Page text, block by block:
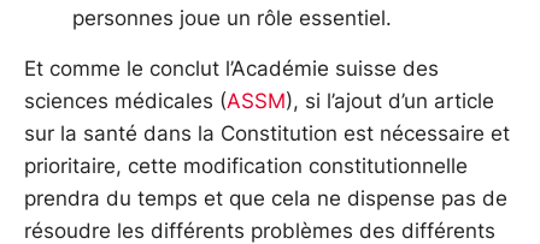
personnes joue un rôle essentiel.
Et comme le conclut l’Académie suisse des
sciences médicales (ASSM), si l’ajout d’un article
sur la santé dans la Constitution est nécessaire et
prioritaire, cette modification constitutionnelle
prendra du temps et que cela ne dispense pas de
résoudre les différents problèmes des différents